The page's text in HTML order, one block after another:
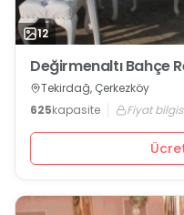
12
Değirmenaltı Bahçe
Tekirdağ, Çerkezköy
625kapasite Fiyat